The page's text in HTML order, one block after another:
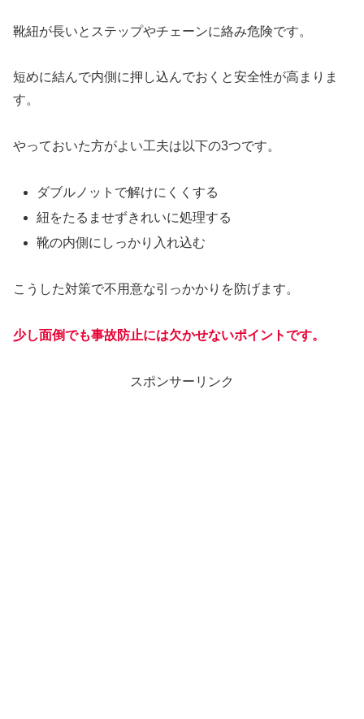
靴紐が長いとステップやチェーンに絡み危険です。
短めに結んで内側に押し込んでおくと安全性が高まりま
す。
やっておいた方がよい工夫は以下の3つです。
ダブルノットで解けにくくする
紐をたるませずきれいに処理する
靴の内側にしっかり入れ込む
こうした対策で不用意な引っかかりを防げます。
少し面倒でも事故防止には欠かせないポイントです。
スポンサーリンク